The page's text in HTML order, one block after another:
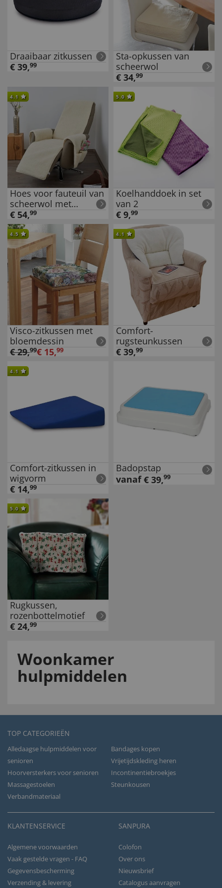
Draaibaar zitkussen
€ 39,99
Sta-opkussen van
scheerwol
€ 34,99
4.1
Hoes voor fauteuil van
scheerwol met
voetgedeelte
€ 54,99
5.0
Koelhanddoek in set
van 2
€ 9,99
4.5
Visco-zitkussen met
bloemdessin
€29,99€ 15,99
4.1
Comfort-
rugsteunkussen
€ 39,99
4.1
Comfort-zitkussen in
wigvorm
€ 14,99
Badopstap
vanaf € 39,99
5.0
Rugkussen,
rozenbottelmotief
€ 24,99
Woonkamer
hulpmiddelen
TOP CATEGORIEËN
Alledaagse hulpmiddelen voor
senioren
Bandages kopen
Vrijetijdskleding heren
Hoorversterkers voor senioren
Incontinentiebroekjes
Massagestoelen
Steunkousen
Verbandmateriaal
KLANTENSERVICE
Algemene voorwaarden
Vaak gestelde vragen - FAQ
Gegevensbescherming
Verzending & levering
SANPURA
Colofon
Over ons
Nieuwsbrief
Catalogus aanvragen